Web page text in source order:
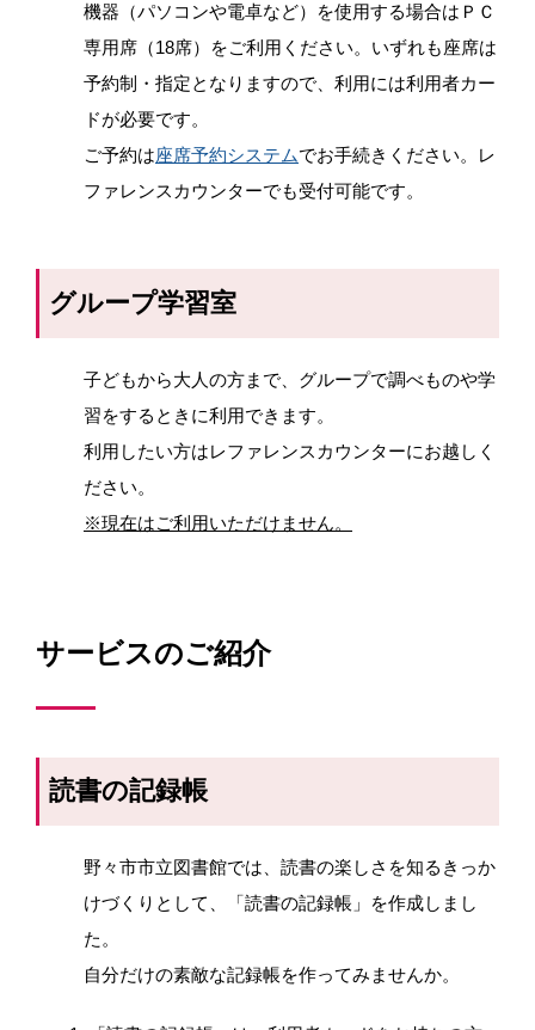
機器（パソコンや電卓など）を使用する場合はＰＣ
専用席（18席）をご利用ください。いずれも座席は
予約制・指定となりますので、利用には利用者カー
ドが必要です。
ご予約は座席予約システムでお手続きください。レ
ファレンスカウンターでも受付可能です。
グループ学習室
子どもから大人の方まで、グループで調べものや学
習をするときに利用できます。
利用したい方はレファレンスカウンターにお越しく
ださい。
※現在はご利用いただけません。
サービスのご紹介
読書の記録帳
野々市市立図書館では、読書の楽しさを知るきっか
けづくりとして、「読書の記録帳」を作成しまし
た。
自分だけの素敵な記録帳を作ってみませんか。